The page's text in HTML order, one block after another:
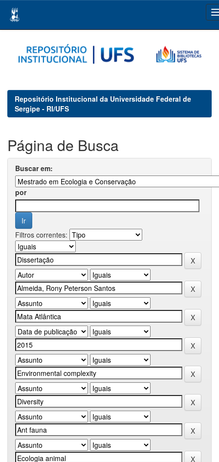
navigation
Repositório Institucional da Universidade Federal de
Sergipe - RI/UFS
Página de Busca
Buscar em:
por
Filtros correntes: